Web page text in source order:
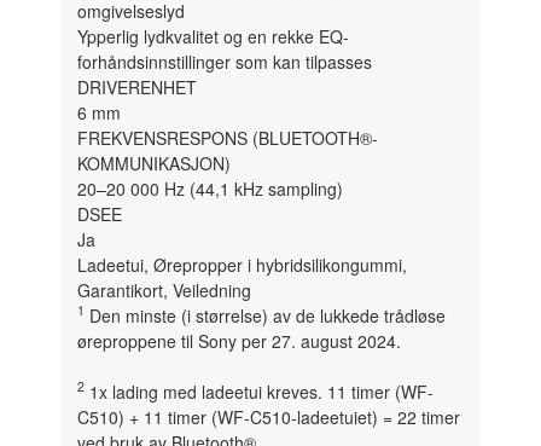
omgivelseslyd
Ypperlig lydkvalitet og en rekke EQ-
forhåndsinnstillinger som kan tilpasses
DRIVERENHET
6 mm
FREKVENSRESPONS (BLUETOOTH®-
KOMMUNIKASJON)
20–20 000 Hz (44,1 kHz sampling)
DSEE
Ja
Ladeetui, Ørepropper i hybridsilikongummi,
Garantikort, Veiledning
1 Den minste (i størrelse) av de lukkede trådløse
øreproppene til Sony per 27. august 2024.
2 1x lading med ladeetui kreves. 11 timer (WF-
C510) + 11 timer (WF-C510-ladeetuiet) = 22 timer